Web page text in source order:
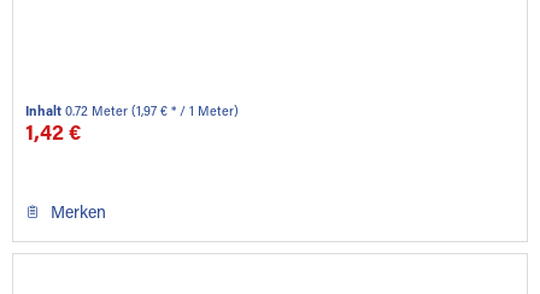
Inhalt0.72 Meter(1,97 € * / 1 Meter)
1,42 €
Merken